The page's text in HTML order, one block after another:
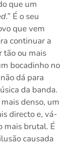
que um
.” É o seu
que vem
continuar a
tão ou mais
bocadinho no
dá para
da banda.
denso, um
directo e, vá-
mais brutal. É
causada